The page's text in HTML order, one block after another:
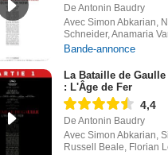
De Antonin Baudry
Avec Simon Abkarian,
Schneider, Anamaria
Bande-annonce
La Bataille de
: L'Âge de Fer
4,4
De Antonin Baudry
Avec Simon Abkarian,
Russell Beale, Florian